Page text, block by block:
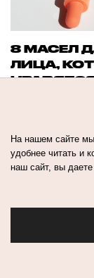
8 МАСЕЛ
ЛИЦА,
На нашем сайте
удобнее читать и
наш сайт, вы даете